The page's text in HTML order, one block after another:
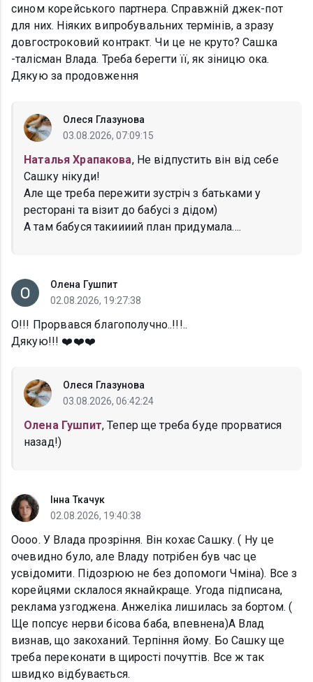
сином корейського партнера. Справжній джек-пот
для них. Ніяких випробувальних термінів, а зразу
довгостроковий контракт. Чи це не круто? Сашка
-талісман Влада. Треба берегти її, як зіницю ока.
Дякую за продовження
Олеся Глазунова
03.08.2026, 07:09:15
Наталья Храпакова, Не відпустить він від себе
Сашку нікуди!
Але ще треба пережити зустріч з батьками у
ресторані та візит до бабусі з дідом)
А там бабуся такиииий план придумала....
Олена Гушпит
02.08.2026, 19:27:38
О!!! Прорвався благополучно..!!!..
Дякую!!! ❤️❤️❤️
Олеся Глазунова
03.08.2026, 06:42:24
Олена Гушпит, Тепер ще треба буде прорватися
назад!)
Інна Ткачук
02.08.2026, 19:40:38
Оооо. У Влада прозріння. Він кохає Сашку. ( Ну це
очевидно було, але Владу потрібен був час це
усвідомити. Підозрюю не без допомоги Чміна). Все з
корейцями склалося якнайкраще. Угода підписана,
реклама узгоджена. Анжеліка лишилась за бортом. (
Ще попсує нерви бісова баба, впевнена)А Влад
визнав, що закоханий. Терпіння йому. Бо Сашку ще
треба переконати в щирості почуттів. Все ж так
швидко відбувається.